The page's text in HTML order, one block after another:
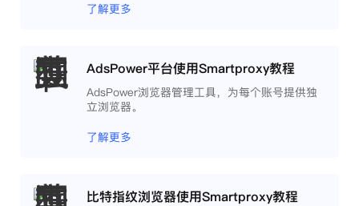
了解更多
AdsPower平台使用Smartproxy教程
AdsPower浏览器管理工具，为每个账号提供独
立浏览器。
了解更多
比特指纹浏览器使用Smartproxy教程